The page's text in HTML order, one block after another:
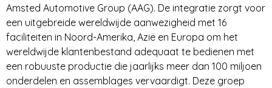
Amsted Automotive Group (AAG). De integratie zorgt voor
een uitgebreide wereldwijde aanwezigheid met 16
faciliteiten in Noord-Amerika, Azië en Europa om het
wereldwijde klantenbestand adequaat te bedienen met
een robuuste productie die jaarlijks meer dan 100 miljoen
onderdelen en assemblages vervaardigt. Deze groep